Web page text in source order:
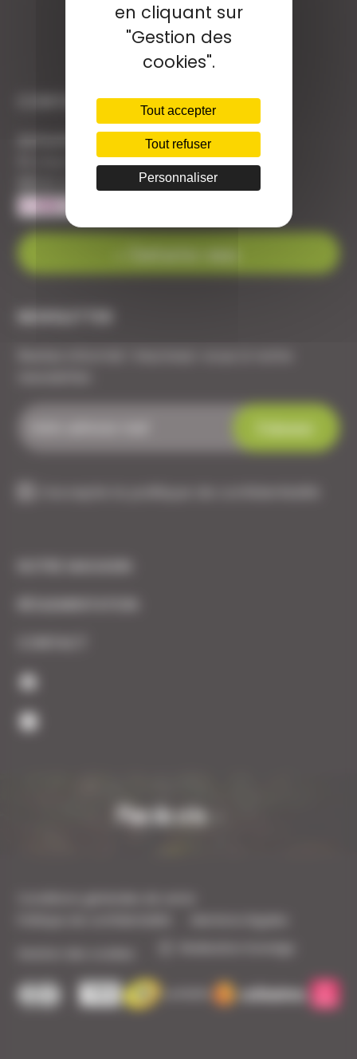
CONTACT
Armurerie Beaurepaire
51 chemin de la cocotte
88140 Bulgneville
Contactez-nous
Plan du site
en cliquant sur
"Gestion des
cookies".
Tout accepter
Tout refuser
Personnaliser